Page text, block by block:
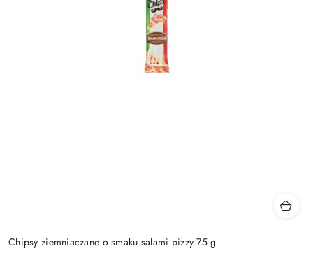
Chipsy ziemniaczane o smaku salami pizzy 75 g